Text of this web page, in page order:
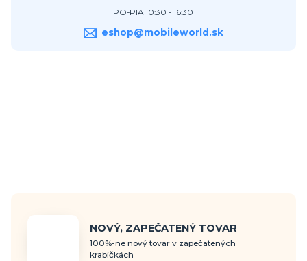
PO-PIA 10:30 - 16:30
eshop@mobileworld.sk
NOVÝ, ZAPEČATENÝ TOVAR
100%-ne nový tovar v zapečatených
krabičkách